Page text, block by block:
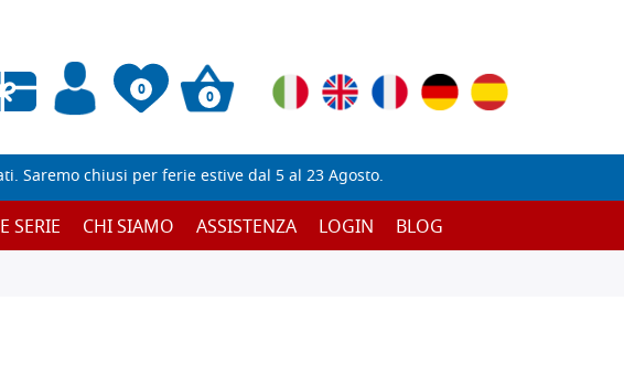
0 0
Saremo chiusi per ferie estive dal 5 al 23 Agosto.
SERIE CHI SIAMO ASSISTENZA LOGIN BLOG